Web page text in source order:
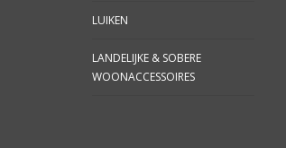
LUIKEN
LANDELIJKE & SOBERE
WOONACCESSOIRES